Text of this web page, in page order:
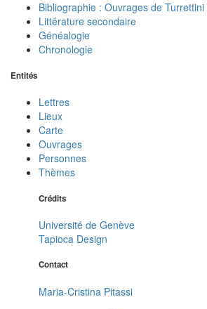
Bibliographie : Ouvrages de Turrettini
Littérature secondaire
Généalogie
Chronologie
Entités
Lettres
Lieux
Carte
Ouvrages
Personnes
Thèmes
Crédits
Université de Genève
Tapioca Design
Contact
Maria-Cristina Pitassi